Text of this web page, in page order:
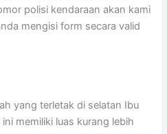
polisi kendaraan akan kami
mengisi form secara valid
yang terletak di selatan Ibu
memiliki luas kurang lebih